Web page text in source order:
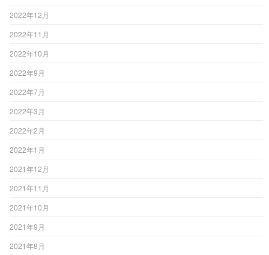
2022年12月
2022年11月
2022年10月
2022年9月
2022年7月
2022年3月
2022年2月
2022年1月
2021年12月
2021年11月
2021年10月
2021年9月
2021年8月